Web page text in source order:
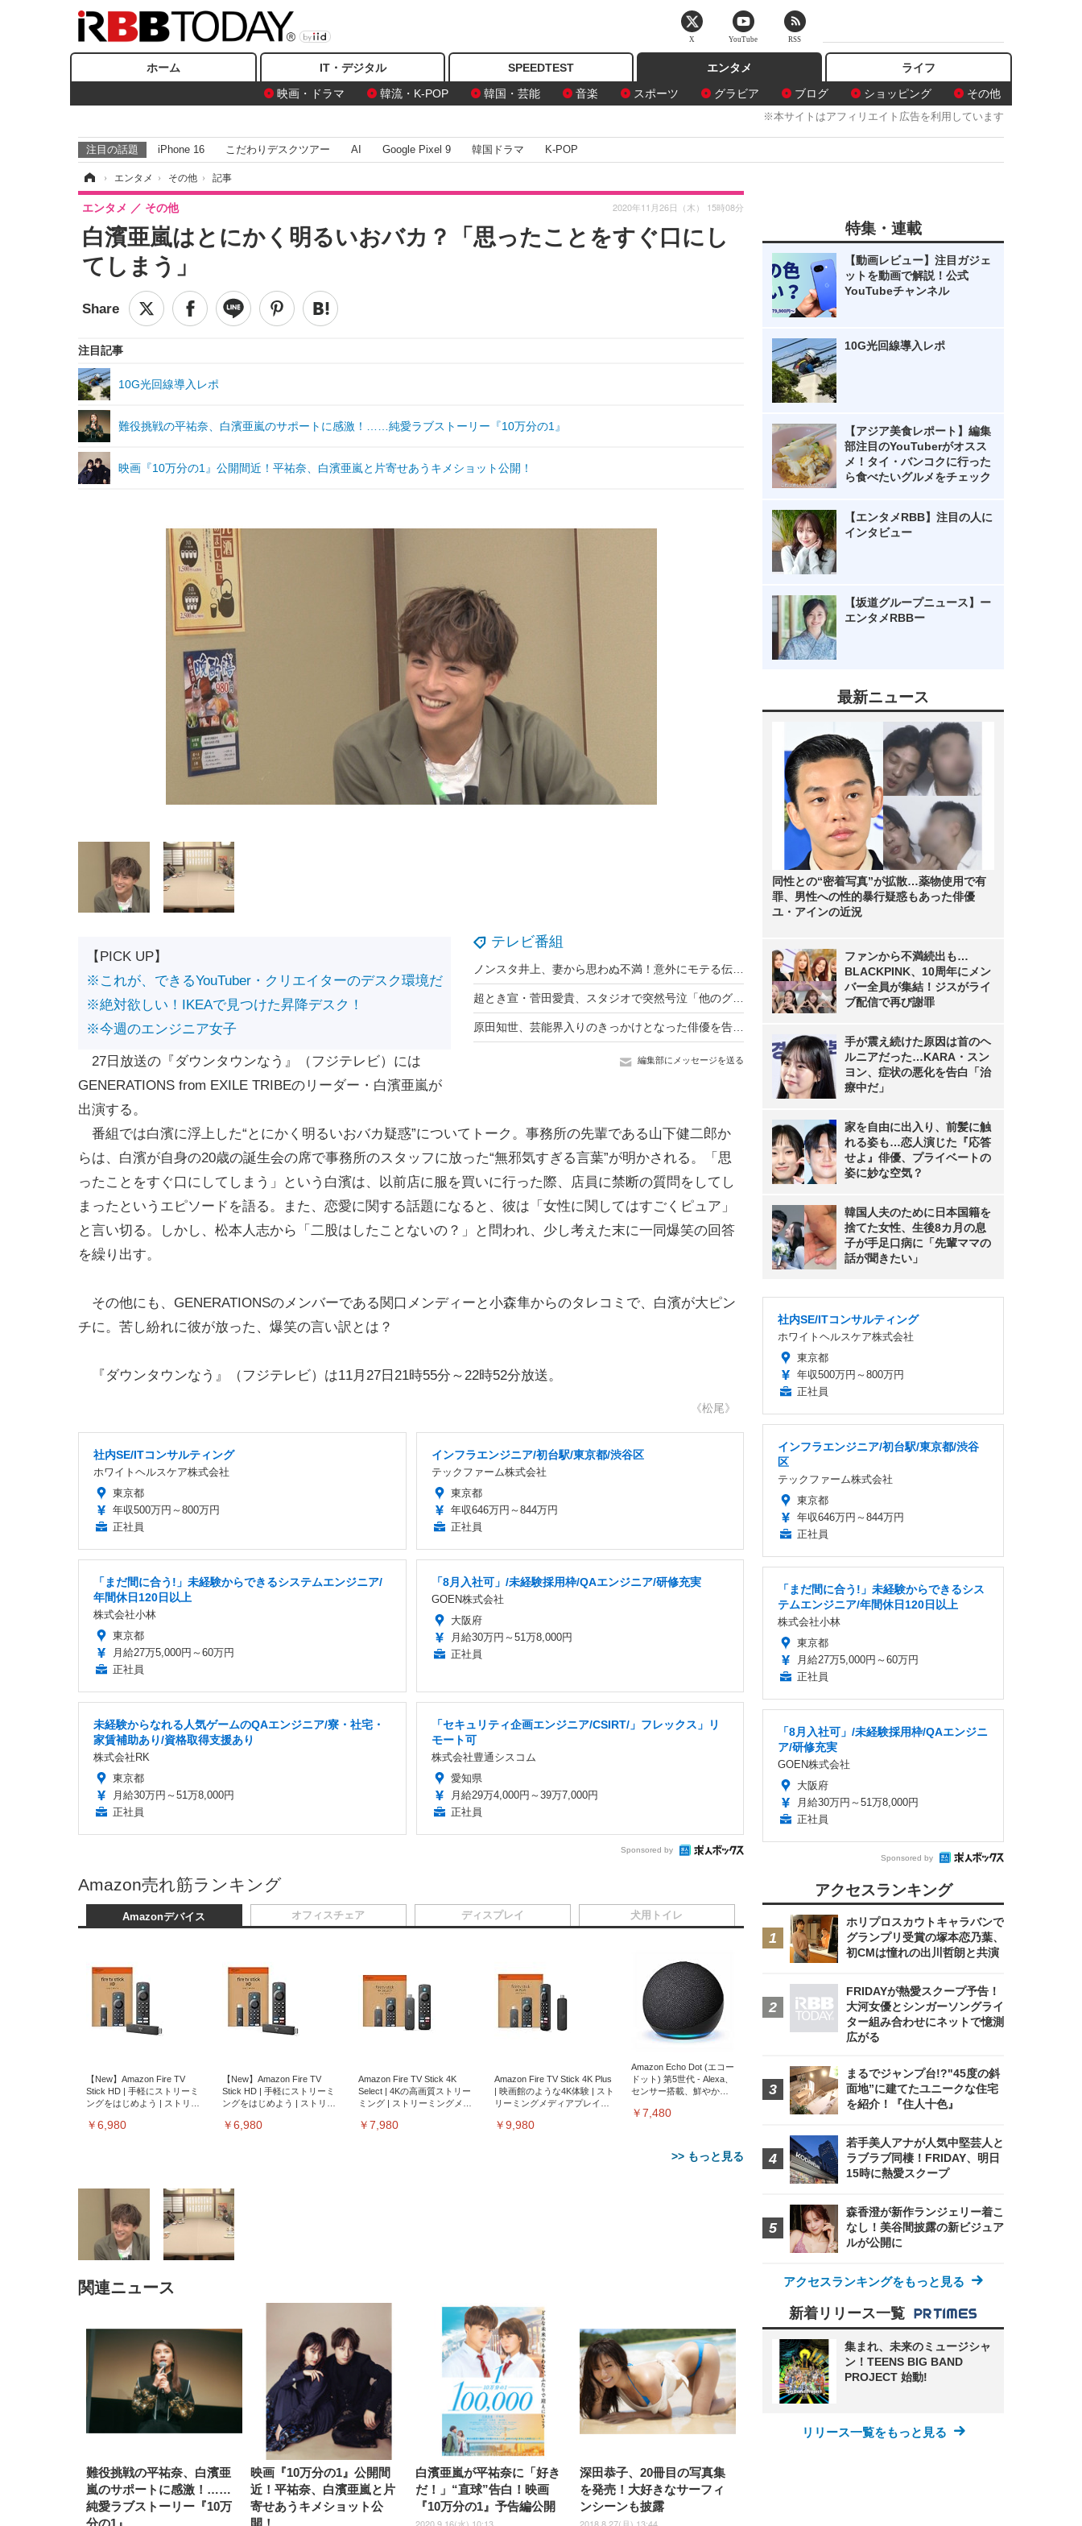
ホーム IT・デジタル SPEEDTEST
エンタメ
映画・ドラマ
韓流・K-POP 韓国・芸能 音楽 スポーツ グラビア ブログ ショッピング その他
ライフ
※本サイトはアフィリエイト広告を利用しています
注目の話題 iPhone 16 こだわりデスクツアー AI Google Pixel 9 韓国ドラマ K-POP
› エンタメ › その他 › 記事
白濱亜嵐はとにかく明るいおバカ？「思ったことをすぐ口にし
てしまう」
エンタメ その他 2020年11月26日（木） 15時08分
注目記事
10G光回線導入レポ
難役挑戦の平祐奈、白濱亜嵐のサポートに感激！……純愛ラブストーリー『10万分の1』
映画『10万分の1』公開間近！平祐奈、白濱亜嵐と片寄せあうキメショット公開！
テレビ番組
編集部にメッセージを送る
【PICK UP】
※これが、できるYouTuber・クリエイターのデスク環境だ
※絶対欲しい！IKEAで見つけた昇降デスク！
※今週のエンジニア女子
27日放送の『ダウンタウンなう』（フジテレビ）には
GENERATIONS from EXILE TRIBEのリーダー・白濱亜嵐が
出演する。
番組では白濱に浮上した“とにかく明るいおバカ疑惑”についてトーク。事務所の先輩である山下健二郎か
らは、白濱が自身の20歳の誕生会の席で事務所のスタッフに放った“無邪気すぎる言葉”が明かされる。「思
ったことをすぐ口にしてしまう」という白濱は、以前店に服を買いに行った際、店員に禁断の質問をしてし
まったというエピソードを語る。また、恋愛に関する話題になると、彼は「女性に関してはすごくピュア」
と言い切る。しかし、松本人志から「二股はしたことないの？」と問われ、少し考えた末に一同爆笑の回答
を繰り出す。
その他にも、GENERATIONSのメンバーである関口メンディーと小森隼からのタレコミで、白濱が大ピン
チに。苦し紛れに彼が放った、爆笑の言い訳とは？
『ダウンタウンなう』（フジテレビ）は11月27日21時55分～22時52分放送。
《松尾》
社内SE/ITコンサルティング
ホワイトヘルスケア株式会社
東京都
年収500万円～800万円
正社員
インフラエンジニア/初台駅/東京都/渋谷区
テックファーム株式会社
東京都
年収646万円～844万円
正社員
「まだ間に合う!」未経験からできるシステムエンジニア/
年間休日120日以上
株式会社小林
東京都
月給27万5,000円～60万円
正社員
「8月入社可」/未経験採用枠/QAエンジニア/研修充実
GOEN株式会社
大阪府
月給30万円～51万8,000円
正社員
未経験からなれる人気ゲームのQAエンジニア/寮・社宅・
家賃補助あり/資格取得支援あり
株式会社RK
東京都
月給30万円～51万8,000円
正社員
「セキュリティ企画エンジニア/CSIRT/」フレックス」リ
モート可
株式会社豊通シスコム
愛知県
月給29万4,000円～39万7,000円
正社員
Sponsored by
Amazon売れ筋ランキング
Amazonデバイス
【New】Amazon Fire TV
Stick HD | 手軽にストリーミ
ングをはじめよう | ストリー
￥6,980
【New】Amazon Fire TV
Stick HD | 手軽にストリーミ
ングをはじめよう | ストリー
￥6,980
Amazon Fire TV Stick 4K
Select | 4Kの高画質ストリー
ミング | ストリーミングメデ
￥7,980
Amazon Fire TV Stick 4K Plus
| 映画館のような4K体験 | スト
リーミングメディアプレイヤ
￥9,980
Amazon Echo Dot (エコー
ドット) 第5世代 - Alexa、
センサー搭載、鮮やかな
￥7,480
>> もっと見る
オフィスチェア
子 テレワーク 疲れない 跳ね
上げ式アームレスト コンパク
ト 約105度ロッキング pc 事務
椅子 360度回転 座面昇降 強化
ナイロン樹脂ベース 通気性メ
ッシュ 在宅ワーク H-
WY01(黒網+黒枠+黒足)
／デスクチェア メッシュチェ
ア 人間工学 疲れない ブラッ
Sezlife オフィスチェア デスク
チェア 疲れない テレワーク
チェア 強化バックレスト 30
度ロッキング機能 人間工学 椅
子 腰サポート 90度跳ね上げ
式アームレスト 3Dヘッドレス
ト ハンガー付き 高反発クッシ
ョン PCチェア 通気性メッシ
ュ ゲーミング/勉強/事務用 お
しゃれ パソコンチェア (ブラ
ック)
￥7,680
Sezlife オフィスチェア デスク
チェア 疲れない テレワーク
チェア 強化バックレスト 30度
ロッキング機能 人間工学 椅子
腰サポート 90度跳ね上げ式ア
ームレスト 3Dヘッドレスト
ハンガー付き 高反発クッショ
ン PCチェア 通気性メッシュ
ゲーミング/勉強/事務用 おし
ゃれ パソコンチェア (ホワイ
ト)
￥7,680
ッシュ 通気性 ランバーサ
ポート付き 腰サポート ガ
ス圧無段階昇降 360度回
転 キャスター付き コンパ
クト 幅52×奥行58.5×高さ
84～96cm テレワーク 在
宅勤務 ブラック
￥4,139
ディスプレイ
EV3240X-WT | 31.5型4K
UHD・USB Type-C・ホワイ
EV2740X-WT | 27.0型4K
UHD・USB Type-C・ホワイ
【純正品】27"ゲーミングモ
ク付き（CFI-ZDM1J）
￥49,979
【整備済み品】Dell
E2724HS 27インチ 液晶モ
ニター フル
HD（1920×1080）VA 非光
沢 HDMI/DisplayPort/VGA
スピーカー内蔵 高さ調整 ス
イベル VESA対応
ComfortView ビジネス向け
￥15,800
Gaming Monitor 24” Essential ゲ
ーミングモニター QD 24.5インチ
1ms FHD 量子ドット 残像低減 (3
年保証 | 輝点保証 | 日本メーカー)
￥34,980
犬用トイレ
ーツ 薄型 レギュラー 1回使い
捨て 無香料 ホワイト 300枚
ーツ 厚型 ワイド 42枚x2袋(84
枚) ホワイト(吸収面:ライトブ
ネオ・ルーライフ ネオ・オム
ツ L 中型犬用 26枚入り 単品
￥1,800
Smart Basic(スマートベーシ
ック) 【Amazon.co.jp限定】
Smart Basic アイリスオーヤマ
ペットシーツ 超厚型 お徳用
ワイド 100枚入 (x 1) (ケース
販売)
￥3,670
ュラー 200枚入
【Amazon.co.jp限定】
￥3,731
関連ニュース
難役挑戦の平祐奈、白濱亜
嵐のサポートに感激！……
純愛ラブストーリー『10万
分の1』
映画『10万分の1』公開間
近！平祐奈、白濱亜嵐と片
寄せあうキメショット公
開！
白濱亜嵐が平祐奈に「好き
だ！」“直球”告白！映画
『10万分の1』予告編公開
2020.9.16(水) 10:13
深田恭子、20冊目の写真集
を発売！大好きなサーフィ
ンシーンも披露
2018.8.27(月) 13:44
特集・連載
【動画レビュー】注目ガジェ
ットを動画で解説！公式
YouTubeチャンネル
10G光回線導入レポ
【アジア美食レポート】編集
部注目のYouTuberがオスス
メ！タイ・バンコクに行った
ら食べたいグルメをチェック
【エンタメRBB】注目の人に
インタビュー
【坂道グループニュース】ー
エンタメRBBー
最新ニュース
同性との“密着写真”が拡散…薬物使用で有
罪、男性への性的暴行疑惑もあった俳優
ユ・アインの近況
ファンから不満続出も…
BLACKPINK、10周年にメン
バー全員が集結！ジスがライ
ブ配信で再び謝罪
手が震え続けた原因は首のヘ
ルニアだった…KARA・スン
ヨン、症状の悪化を告白「治
療中だ」
家を自由に出入り、前髪に触
れる姿も…恋人演じた『応答
せよ』俳優、プライベートの
姿に妙な空気？
韓国人夫のために日本国籍を
捨てた女性、生後8カ月の息
子が手足口病に「先輩ママの
話が聞きたい」
社内SE/ITコンサルティング
ホワイトヘルスケア株式会社
東京都
年収500万円～800万円
正社員
インフラエンジニア/初台駅/東京都/渋谷
区
テックファーム株式会社
東京都
年収646万円～844万円
正社員
「まだ間に合う!」未経験からできるシス
テムエンジニア/年間休日120日以上
株式会社小林
東京都
月給27万5,000円～60万円
正社員
「8月入社可」/未経験採用枠/QAエンジニ
ア/研修充実
GOEN株式会社
大阪府
月給30万円～51万8,000円
正社員
Sponsored by
アクセスランキング
ホリプロスカウトキャラバンで
グランプリ受賞の塚本恋乃葉、
初CMは憧れの出川哲朗と共演
FRIDAYが熱愛スクープ予告！
大河女優とシンガーソングライ
ター組み合わせにネットで憶測
広がる
まるでジャンプ台!?"45度の斜
面地”に建てたユニークな住宅
を紹介！『住人十色』
若手美人アナが人気中堅芸人と
ラブラブ同棲！FRIDAY、明日
15時に熱愛スクープ
森香澄が新作ランジェリー着こ
なし！美谷間披露の新ビジュア
ルが公開に
アクセスランキングをもっと見る
新着リリース一覧
集まれ、未来のミュージシャ
ン！TEENS BIG BAND
PROJECT 始動!
リリース一覧をもっと見る
X YouTube RSS